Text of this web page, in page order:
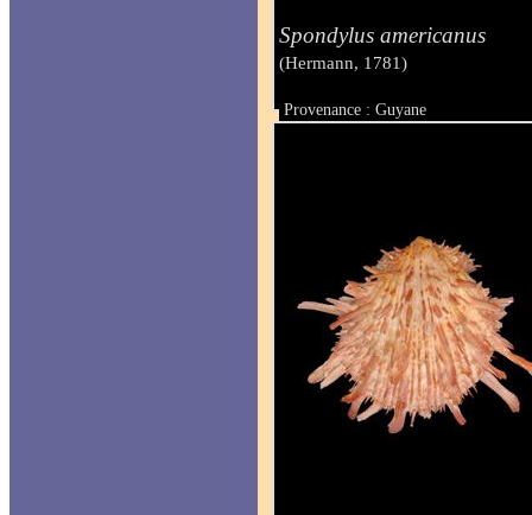
Spondylus americanus
(Hermann, 1781)
Provenance : Guyane
Taille : 145 mm